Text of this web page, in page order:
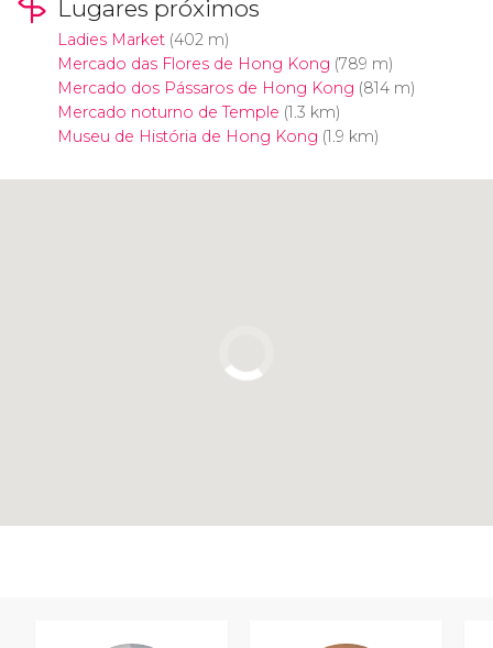
Lugares próximos
Ladies Market(402 m)
Mercado das Flores de Hong Kong (789 m)
Mercado dos Pássaros de Hong Kong (814 m)
Mercado noturno de Temple (1.3 km)
Museu de História de Hong Kong (1.9 km)